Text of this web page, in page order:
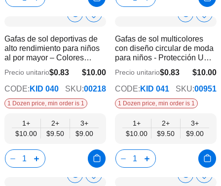
Show
Info
Añadir
la
lista
deseos
Gafas de sol deportivas de
alto rendimiento para niños
al por mayor – Colores
surtidos | Protección UV400
$10.00
$9.00
Precio unitario$0.83
CODE: KID 040 SKU:00218
1 Dozen price, min order is 1
1+
$10.00
2+
$9.50
3+
$9.00
Show
Info
lista
de
Gafas de sol multicolores
con diseño circular de moda
para niños - Protección UV
$10.00
$9.00
Precio unitario$0.83
CODE: KID 041 SKU:00951
1 Dozen price, min order is 1
1+
$10.00
2+
$9.50
3+
$9.00
ShowAñadir
Show